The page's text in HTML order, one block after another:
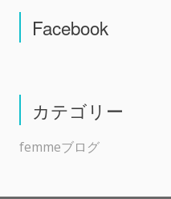
Facebook
カテゴリー
femmeブログ